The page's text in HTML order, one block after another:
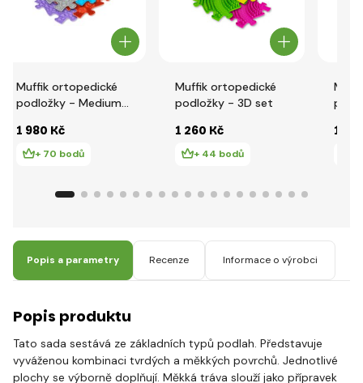
Muffik ortopedické
podložky - Medium
1 980 Kč
+ 70 bodů
Muffik ortopedické
podložky - 3D set
1 260 Kč
+ 44 bodů
1
Popis a parametry Recenze Informace o výrobci
Popis produktu
Tato sada sestává ze základních typů podlah. Představuje
vyváženou kombinaci tvrdých a měkkých povrchů. Jednotlivé
plochy se výborně doplňují. Měkká tráva slouží jako přípravek